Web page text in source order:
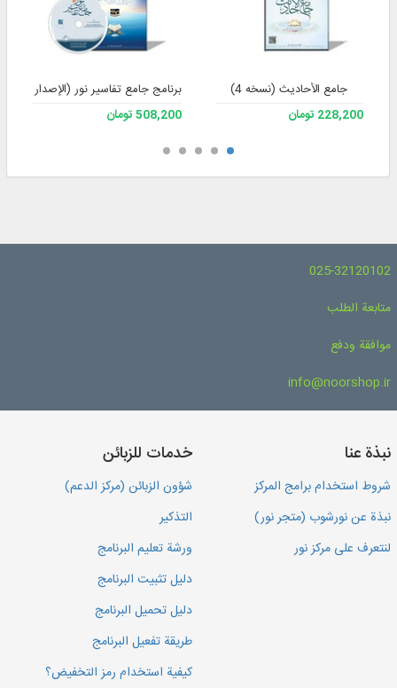
جامع الأحادیث (نسخه 4)
228,200 تومان
برنامج جامع تفاسير نور (الإصدار 4)
508,200 تومان
025-32120102
متابعة الطلب
موافقة ودفع
info@noorshop.ir
نبذة عنا
شروط استخدام برامج المركز
نبذة عن نورشوب (متجر نور)
لنتعرف على مركز نور
خدمات للزبائن
شؤون الزبائن (مركز الدعم)
التذكير
ورشة تعليم البرنامج
دليل تثبيت البرنامج
دليل تحميل البرنامج
طريقة تفعيل البرنامج
كيفية استخدام رمز التخفيض؟